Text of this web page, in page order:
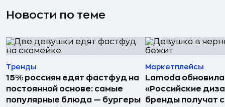
Новости по теме
Тренды
15% россиян едят фастфуд на
постоянной основе: самые
популярные блюда — бургеры
Маркетплейсы
Lamoda
«Российские
бренды получат